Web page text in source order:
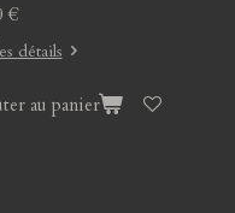
€
détails
au panier